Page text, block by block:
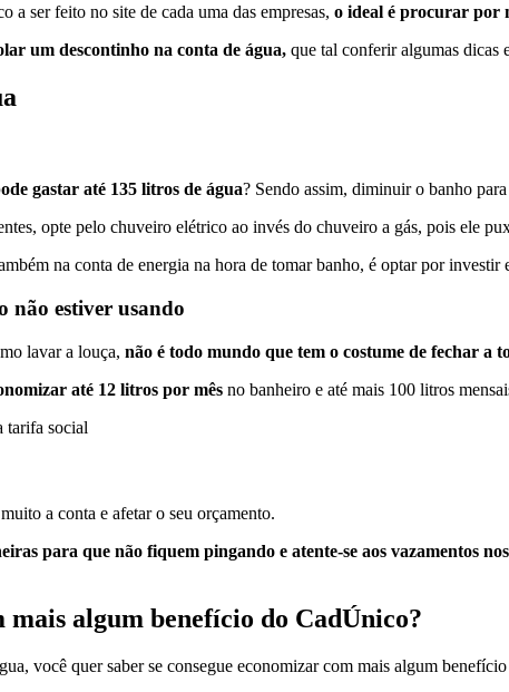
a ser feito no site de cada uma das empresas, o ideal é procurar por
um descontinho na conta de água, que tal conferir algumas dicas
gastar até 135 litros de água? Sendo assim, diminuir o banho
opte pelo chuveiro elétrico ao invés do chuveiro a gás, pois ele
na conta de energia na hora de tomar banho, é optar por investir
não estiver usando
lavar a louça, não é todo mundo que tem o costume de fechar a
até 12 litros por mês no banheiro e até mais 100 litros
a conta e afetar o seu orçamento.
para que não fiquem pingando e atente-se aos vazamentos
mais algum benefício do CadÚnico?
você quer saber se consegue economizar com mais algum